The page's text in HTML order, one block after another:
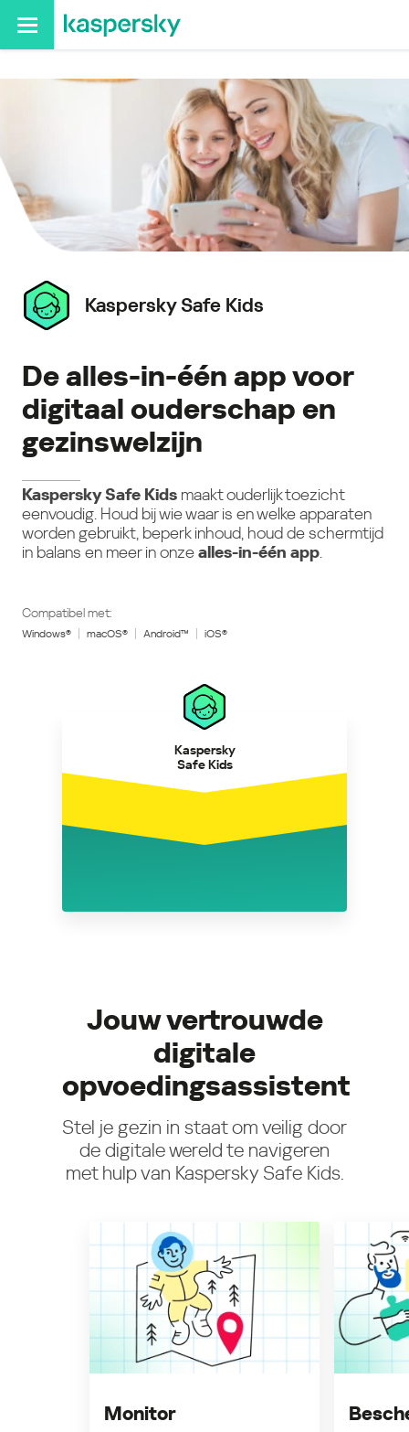
Homepage
KasperskySafe Kids
De alles-in-één app voor
digitaal ouderschap en
gezinswelzijn
Kaspersky Safe Kids maakt ouderlijk toezicht
eenvoudig. Houd bij wie waar is en welke apparaten
worden gebruikt, beperk inhoud, houd de schermtijd
in balans en meer in onzealles-in-één app
Compatibel met:
Windows® macOS® Android™ iOS®
Kaspersky
Safe Kids
Jouw vertrouwde
digitale
opvoedingsassistent
Stel je gezin in staat om veilig door
de digitale wereld te navigeren
met hulp van Kaspersky Safe Kids.
Monitor